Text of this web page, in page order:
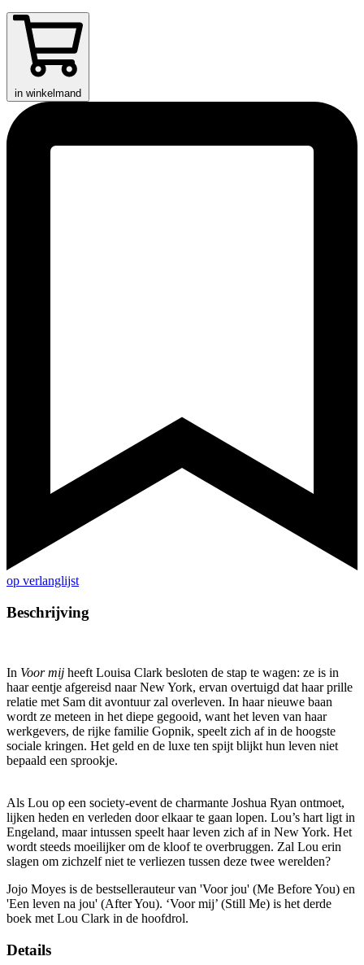
in winkelmand
op verlanglijst
Beschrijving
In Voor mij heeft Louisa Clark besloten de stap te wagen: ze is in
haar eentje afgereisd naar New York, ervan overtuigd dat haar prille
relatie met Sam dit avontuur zal overleven. In haar nieuwe baan
wordt ze meteen in het diepe gegooid, want het leven van haar
werkgevers, de rijke familie Gopnik, speelt zich af in de hoogste
sociale kringen. Het geld en de luxe ten spijt blijkt hun leven niet
bepaald een sprookje.
Als Lou op een society-event de charmante Joshua Ryan ontmoet,
lijken heden en verleden door elkaar te gaan lopen. Lou’s hart ligt in
Engeland, maar intussen speelt haar leven zich af in New York. Het
wordt steeds moeilijker om de kloof te overbruggen. Zal Lou erin
slagen om zichzelf niet te verliezen tussen deze twee werelden?
Jojo Moyes is de bestsellerauteur van 'Voor jou' (Me Before You) en
'Een leven na jou' (After You). ‘Voor mij’ (Still Me) is het derde
boek met Lou Clark in de hoofdrol.
Details